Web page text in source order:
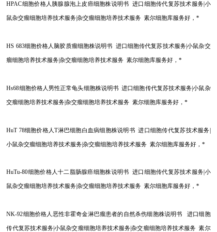
HPAC细胞价格人胰腺腺泡上皮癌细胞株说明书 进口细胞传代复苏技术服务|小
鼠杂交瘤细胞培养技术服务|杂交瘤细胞培养技术服务 素尔细胞库服务好，*
HS 683细胞价格人脑胶质瘤细胞株说明书 进口细胞传代复苏技术服务|小鼠杂交
瘤细胞培养技术服务|杂交瘤细胞培养技术服务 素尔细胞库服务好，*
Hs68细胞价格人男性正常龟头细胞株说明书 进口细胞传代复苏技术服务|小鼠杂
交瘤细胞培养技术服务|杂交瘤细胞培养技术服务 素尔细胞库服务好，*
HuT 78细胞价格人T淋巴细胞白血病细胞株说明书 进口细胞传代复苏技术服务|
小鼠杂交瘤细胞培养技术服务|杂交瘤细胞培养技术服务 素尔细胞库服务好，*
HuTu-80细胞价格人十二脂肠腺癌细胞株说明书 进口细胞传代复苏技术服务|小
鼠杂交瘤细胞培养技术服务|杂交瘤细胞培养技术服务 素尔细胞库服务好，*
NK-92细胞价格人恶性非霍奇金淋巴瘤患者的自然杀伤细胞株说明书 进口细胞
传代复苏技术服务|小鼠杂交瘤细胞培养技术服务|杂交瘤细胞培养技术服务 素尔